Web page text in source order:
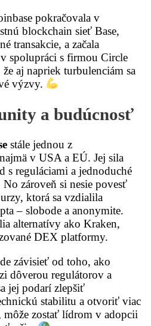
pokračovala v
blockchain sieť Base,
transakcie, a začala
spolupráci s firmou Circle
aj napriek turbulenciám sa
výzvy.
a budúcnosť
stále jednou z
v USA a EÚ. Jej sila
s reguláciami a jednoduché
zároveň si nesie povesť
ktorá sa vzdialila
– slobode a anonymite.
alternatívy ako Kraken,
DEX platformy.
závisieť od toho, ako
dôverou regulátorov a
jej podarí zlepšiť
stabilitu a otvoriť viac
zostať lídrom v adopcii